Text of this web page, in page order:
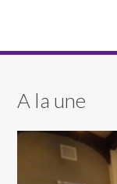
A la une